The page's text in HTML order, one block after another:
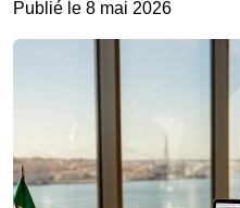
Publié le 8 mai 2026